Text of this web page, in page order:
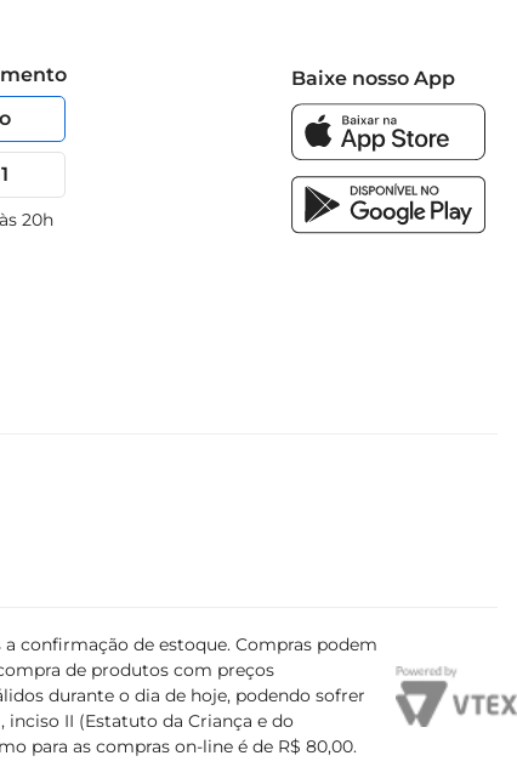
20h
Baixe nosso App
confirmação de estoque. Compras podem
de produtos com preços
durante o dia de hoje, podendo sofrer
inciso II (Estatuto da Criança e do
para as compras on-line é de R$ 80,00.